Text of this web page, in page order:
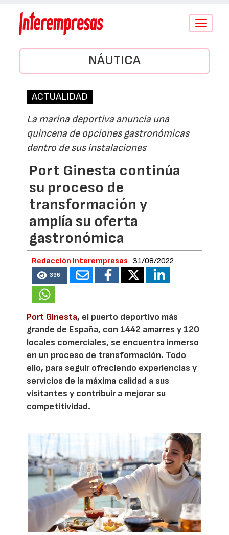
Conmutar
NÁUTICA
ACTUALIDAD
La marina deportiva anuncia una
quincena de opciones gastronómicas
dentro de sus instalaciones
Port Ginesta continúa
su proceso de
transformación y
amplía su oferta
gastronómica
Redacción Interempresas 31/08/2022
396
Port Ginesta, el puerto deportivo más
grande de España, con 1442 amarres y 120
locales comerciales, se encuentra inmerso
en un proceso de transformación. Todo
ello, para seguir ofreciendo experiencias y
servicios de la máxima calidad a sus
visitantes y contribuir a mejorar su
competitividad.